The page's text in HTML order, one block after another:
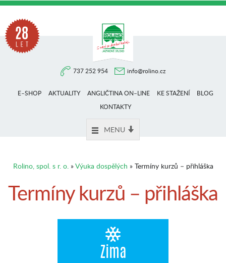
737 252 954 info@rolino.cz
E–SHOP AKTUALITY ANGLIČTINA ON–LINE KE STAŽENÍ
BLOG
KONTAKTY
MENU
Rolino, spol. s r. o.»Výuka dospělých » Termíny kurzů – přihláška
Termíny kurzů – přihláška
Zima